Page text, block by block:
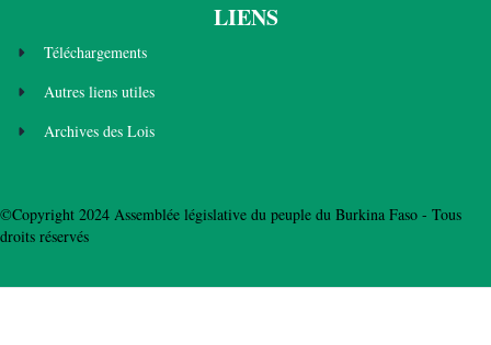
LIENS
Téléchargements
Autres liens utiles
Archives des Lois
©Copyright 2024 Assemblée législative du peuple du Burkina Faso - Tous
droits réservés